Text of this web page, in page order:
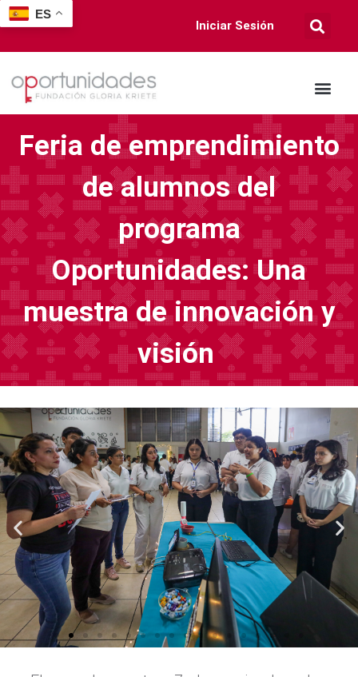
Iniciar Sesión
Feria de emprendimiento
de alumnos del
programa
Oportunidades: Una
muestra de innovación y
visión
ES